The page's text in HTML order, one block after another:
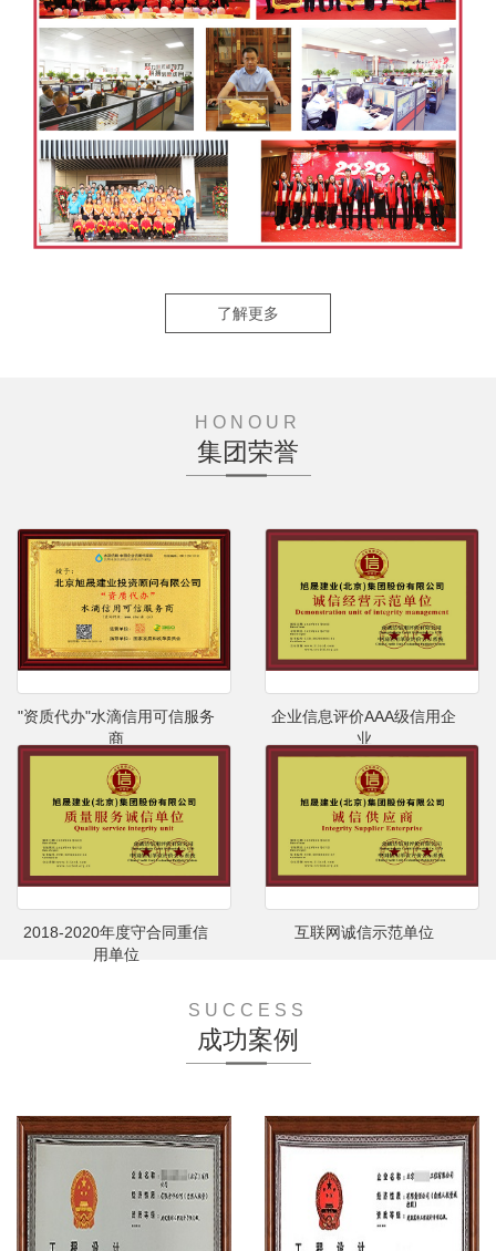
了解更多
HONOUR
集团荣誉
"资质代办"水滴信用可信服务
商
企业信息评价AAA级信用企
业
2018-2020年度守合同重信
用单位
互联网诚信示范单位
SUCCESS
成功案例